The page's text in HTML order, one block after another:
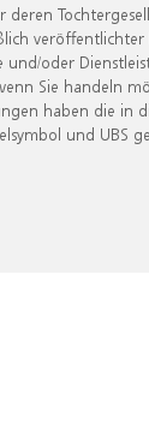
oder
Sie handeln
haben die in
und UBS